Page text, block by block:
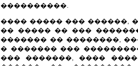
����������.
���� ����� ��� ������,
�� ����� �� ���
������� �� ��������,
� ������� ���
��� �������, ����